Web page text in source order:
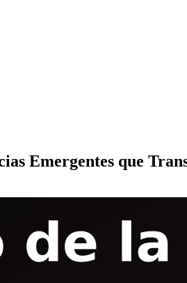
Emergentes que